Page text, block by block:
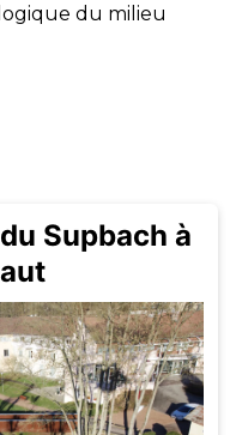
du milieu
Supbach à